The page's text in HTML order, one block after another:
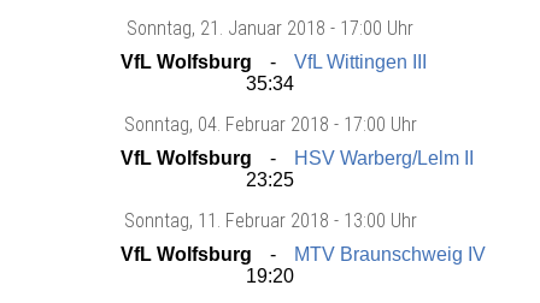
Sonntag, 21. Januar 2018 - 17:00 Uhr
VfL Wolfsburg
VfL Wittingen III
35:34
Sonntag, 04. Februar 2018 - 17:00 Uhr
VfL Wolfsburg
HSV Warberg/Lelm II
23:25
Sonntag, 11. Februar 2018 - 13:00 Uhr
VfL Wolfsburg
MTV Braunschweig IV
19:20